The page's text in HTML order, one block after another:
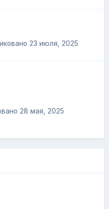
23 июля, 2025
28 мая, 2025